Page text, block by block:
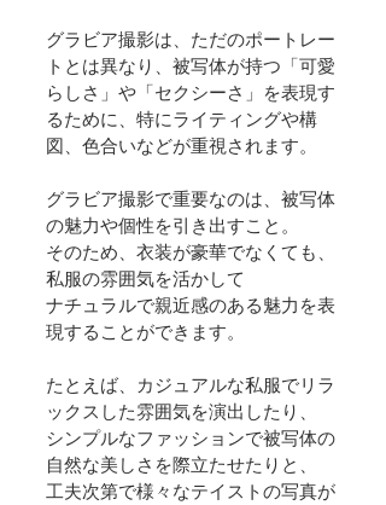
グラビア撮影は、ただのポートレー
トとは異なり、被写体が持つ「可愛
らしさ」や「セクシーさ」を表現す
るために、特にライティングや構
図、色合いなどが重視されます。
グラビア撮影で重要なのは、被写体
の魅力や個性を引き出すこと。
そのため、衣装が豪華でなくても、
私服の雰囲気を活かして
ナチュラルで親近感のある魅力を表
現することができます。
たとえば、カジュアルな私服でリラ
ックスした雰囲気を演出したり、
シンプルなファッションで被写体の
自然な美しさを際立たせたりと、
工夫次第で様々なテイストの写真が